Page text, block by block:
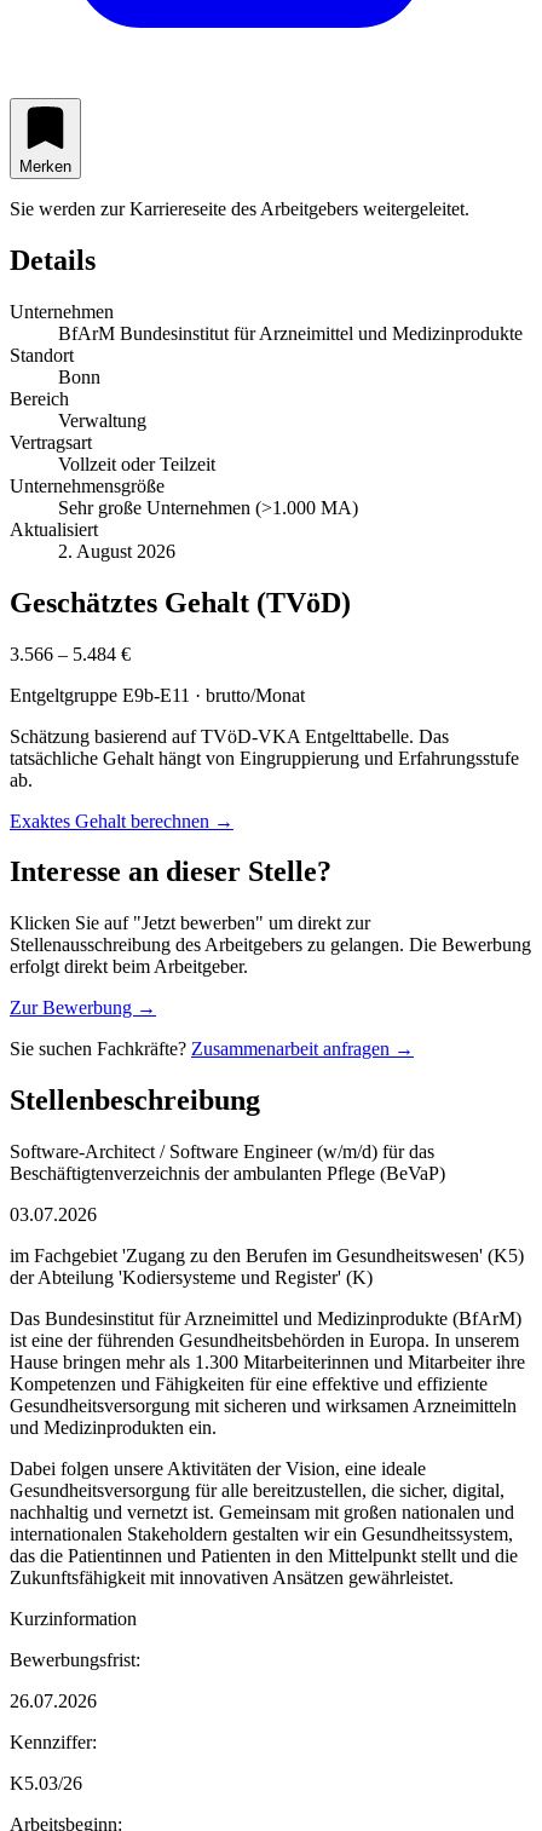
Merken
Sie werden zur Karriereseite des Arbeitgebers weitergeleitet.
Details
Unternehmen
BfArM Bundesinstitut für Arzneimittel und Medizinprodukte
Standort
Bonn
Bereich
Verwaltung
Vertragsart
Vollzeit oder Teilzeit
Unternehmensgröße
Sehr große Unternehmen (>1.000 MA)
Aktualisiert
2. August 2026
Geschätztes Gehalt (TVöD)
3.566 – 5.484 €
Entgeltgruppe E9b-E11 · brutto/Monat
Schätzung basierend auf TVöD-VKA Entgelttabelle. Das
tatsächliche Gehalt hängt von Eingruppierung und Erfahrungsstufe
ab.
Exaktes Gehalt berechnen →
Interesse an dieser Stelle?
Klicken Sie auf "Jetzt bewerben" um direkt zur
Stellenausschreibung des Arbeitgebers zu gelangen. Die Bewerbung
erfolgt direkt beim Arbeitgeber.
Zur Bewerbung →
Sie suchen Fachkräfte? Zusammenarbeit anfragen →
Stellenbeschreibung
Software-Architect / Software Engineer (w/m/d) für das
Beschäftigtenverzeichnis der ambulanten Pflege (BeVaP)
03.07.2026
im Fachgebiet 'Zugang zu den Berufen im Gesundheitswesen' (K5)
der Abteilung 'Kodiersysteme und Register' (K)
Das Bundesinstitut für Arzneimittel und Medizinprodukte (BfArM)
ist eine der führenden Gesundheitsbehörden in Europa. In unserem
Hause bringen mehr als 1.300 Mitarbeiterinnen und Mitarbeiter ihre
Kompetenzen und Fähigkeiten für eine effektive und effiziente
Gesundheitsversorgung mit sicheren und wirksamen Arzneimitteln
und Medizinprodukten ein.
Dabei folgen unsere Aktivitäten der Vision, eine ideale
Gesundheitsversorgung für alle bereitzustellen, die sicher, digital,
nachhaltig und vernetzt ist. Gemeinsam mit großen nationalen und
internationalen Stakeholdern gestalten wir ein Gesundheitssystem,
das die Patientinnen und Patienten in den Mittelpunkt stellt und die
Zukunftsfähigkeit mit innovativen Ansätzen gewährleistet.
Kurzinformation
Bewerbungsfrist:
26.07.2026
Kennziffer:
K5.03/26
Arbeitsbeginn: